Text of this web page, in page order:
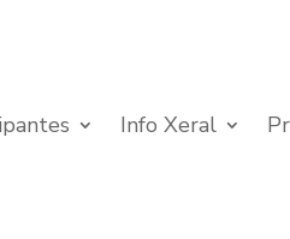
Info Xeral